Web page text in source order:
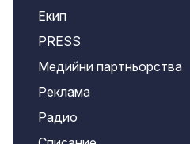
Екип
PRESS
Медийни партньорства
Реклама
Радио